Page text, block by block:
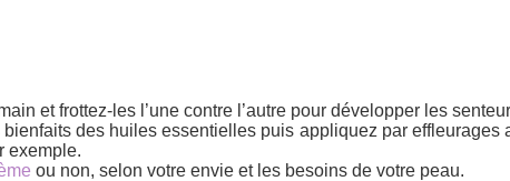
et frottez-les l’une contre l’autre pour développer les
bienfaits des huiles essentielles puis appliquez par
exemple.
ou non, selon votre envie et les besoins de votre peau.